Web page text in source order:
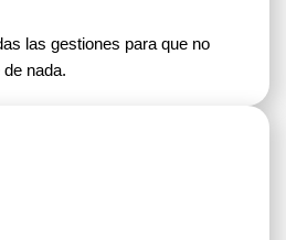
las gestiones para que no
nada.